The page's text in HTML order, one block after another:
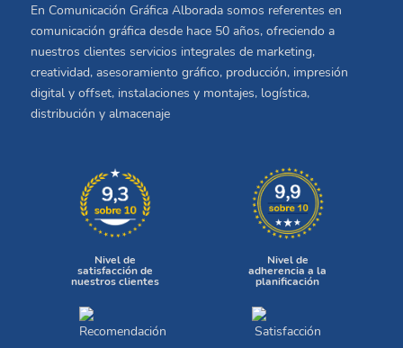
En Comunicación Gráfica Alborada somos referentes en
comunicación gráfica desde hace 50 años, ofreciendo a
nuestros clientes servicios integrales de marketing,
creatividad, asesoramiento gráfico, producción, impresión
digital y offset, instalaciones y montajes, logística,
distribución y almacenaje
Nivel de
satisfacción de
nuestros clientes
Nivel de
adherencia a la
planificación